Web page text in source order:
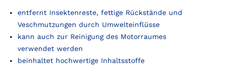
entfernt Insektenreste, fettige Rückstände und
Veschmutzungen durch Umwelteinflüsse
kann auch zur Reinigung des Motorraumes
verwendet werden
beinhaltet hochwertige Inhaltsstoffe